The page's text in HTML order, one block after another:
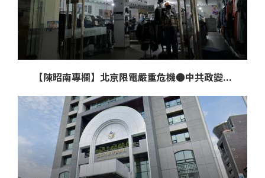
【陳昭南專欄】北京限電嚴重危機●中共政變...